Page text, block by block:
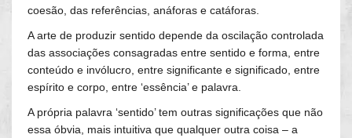
coesão, das referências, anáforas e catáforas.
A arte de produzir sentido depende da oscilação controlada
das associações consagradas entre sentido e forma, entre
conteúdo e invólucro, entre significante e significado, entre
espírito e corpo, entre ‘essência’ e palavra.
A própria palavra ‘sentido’ tem outras significações que não
essa óbvia, mais intuitiva que qualquer outra coisa – a